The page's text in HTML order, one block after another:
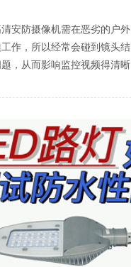
安防摄像机需在恶劣的户外
作，所以经常会碰到镜头结
，从而影响监控视频得清晰